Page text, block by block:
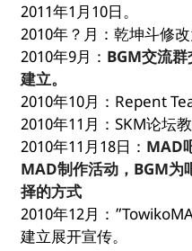
2011年1月10日。
2010年？月：乾坤斗修改
2010年9月： BGM交流群
建立。
2010年10月：Repent
2010年11月：SKM论坛
2010年11月18日： MAD
MAD制作活动，BGM为
择的方式
2010年12月：
建立展开宣传。